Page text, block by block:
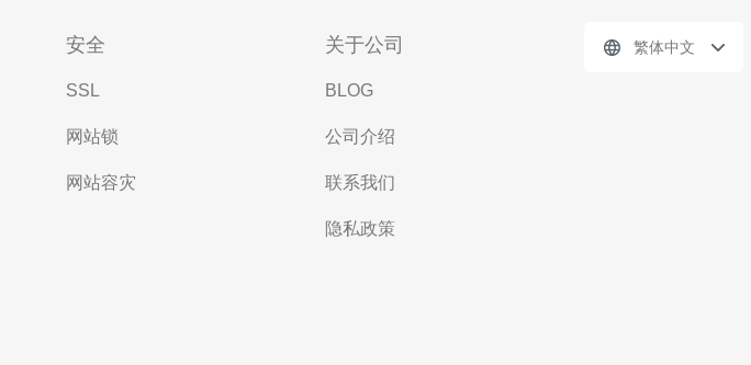
安全
SSL
网站锁
网站容灾
关于公司
BLOG
公司介绍
联系我们
隐私政策
繁体中文